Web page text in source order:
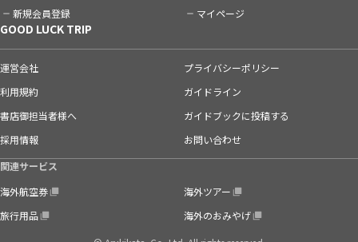
新規会員登録 マイページ
GOOD LUCK TRIP
運営会社
プライバシーポリシー
利用規約
ガイドライン
書店御担当者様へ
ガイドブックに投稿する
採用情報
お問い合わせ
関連サービス
海外航空券
海外ツアー
旅行用品
海外のおみやげ